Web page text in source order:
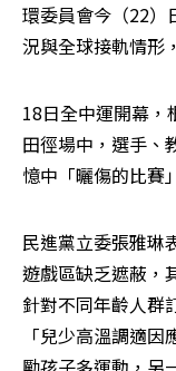
環委員會今（22）
況與全球接軌情形
18日全中運開幕，
田徑場中，選手、
憶中「曬傷的比賽
民進黨立委張雅琳
遊戲區缺乏遮蔽，
針對不同年齡人群
「兒少高溫調適